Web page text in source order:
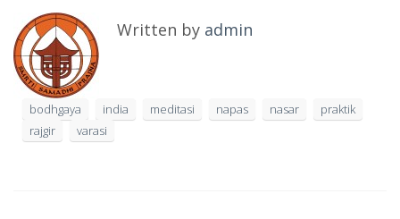
Written by admin
bodhgaya india meditasi napas nasar
praktik
rajgir
varasi